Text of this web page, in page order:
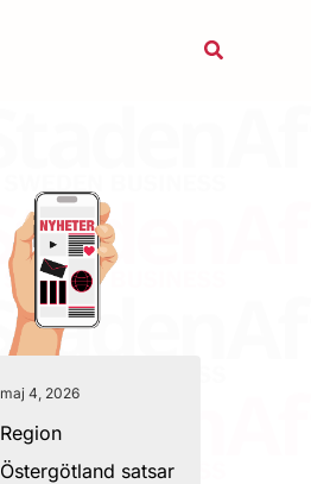
Sök
maj 4, 2026
Region
Östergötland satsar